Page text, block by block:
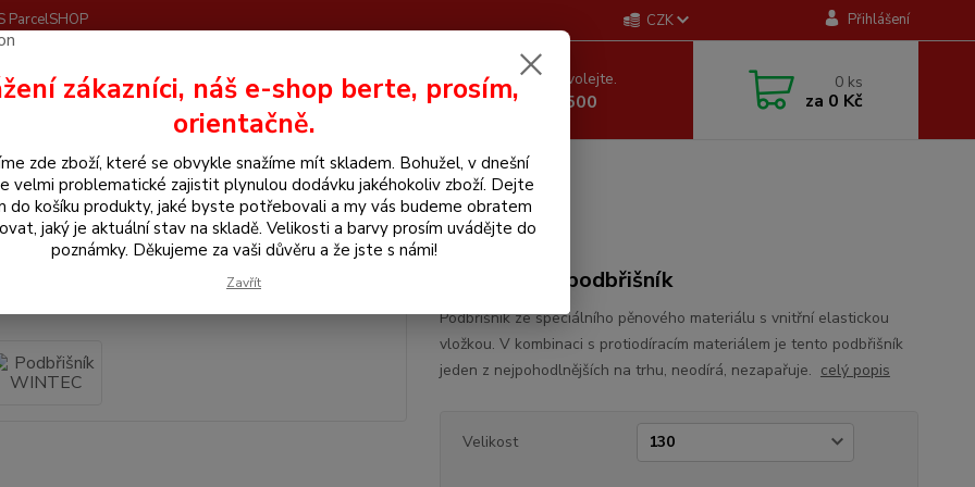
ParcelSHOP CZK Přihlášení
Hledat Nevíte si rady? Zavolejte.
+420 605 255 500
0 ks
za 0 Kč
pro koně Podbříšníky Podbřišník WINTEC
WINTEC
Anatomický podbřišník
Podbřišník ze speciálního pěnového materiálu s vnitřní elastickou
vložkou. V kombinaci s protiodíracím materiálem je tento podbřišník
jeden z nejpohodlnějších na trhu, neodírá, nezapařuje. celý popis
Velikost
zákazníci, náš e-shop berte, prosím,
orientačně.
zde zboží, které se obvykle snažíme mít skladem. Bohužel, v dnešní
velmi problematické zajistit plynulou dodávku jakéhokoliv zboží. Dejte
do košíku produkty, jaké byste potřebovali a my vás budeme obratem
jaký je aktuální stav na skladě. Velikosti a barvy prosím uvádějte do
poznámky. Děkujeme za vaši důvěru a že jste s námi!
Zavřít